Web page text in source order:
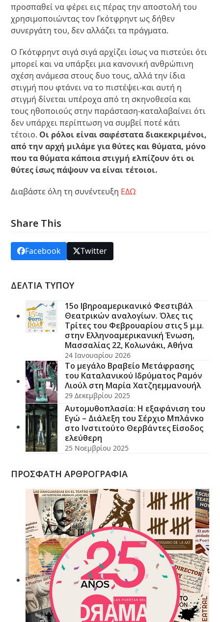
προσπαθεί να φέρει εις πέρας την αποστολή του
χρησιμοποιώντας τον Γκότφρηντ ως δήθεν
συνεργάτη του, δεν αλλάζει τα πράγματα.
Ο Γκότφρηντ σιγά σιγά αρχίζει ίσως να πιστεύει ότι
μπορεί και να υπάρξει μια κανονική ανθρώπινη
σχέση ανάμεσα στους δυο τους, αλλά την ίδια
στιγμή που φτάνει να το πιστέψει-και αυτή η
στιγμή δίνεται υπέροχα από τη σκηνοθεσία και
τους ηθοποιούς στην παράσταση-καταλαβαίνει ότι
δεν υπάρχει περίπτωση να συμβεί ποτέ κάτι
τέτοιο. Οι ρόλοι είναι σαφέστατα διακεκριμένοι,
από την αρχή μιλάμε για θύτες και θύματα, μόνο
που τα θύματα κάποια στιγμή ελπίζουν ότι οι
θύτες ίσως πάψουν να είναι τέτοιοι.
Διαβάστε όλη τη συνέντευξη ΕΔΩ
Share This
Facebook Twitter
ΔΕΛΤΙΑ ΤΥΠΟΥ
15ο Ιβηροαμερικανικό Φεστιβάλ
Θεατρικών αναλογίων. Όλες τις
Τρίτες του Φεβρουαρίου στις 5 μ.μ.
στην Ελληνοαμερικανική Ένωση,
Μασσαλίας 22, Κολωνάκι, Αθήνα
24 Ιανουαρίου 2026
Το μεγάλο Βραβείο Μετάφρασης
του Καταλανικού Ιδρύματος Ραμόν
Λιούλ στη Μαρία Χατζηεμμανουήλ
29 Δεκεμβρίου 2025
Αυτομυθοπλασία: Η εξαφάνιση του
Εγώ – Διάλεξη του Σέρχιο Μπλάνκο
στο Ινστιτούτο Θερβάντες Είσοδος
ελεύθερη
25 Νοεμβρίου 2025
ΠΡΟΣΦΑΤΗ ΑΡΘΡΟΓΡΑΦΙΑ